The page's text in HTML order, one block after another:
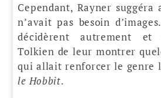
Cependant, Rayner
n’avait pas besoin
décidèrent autrement et
Tolkien de leur montrer
qui allait renforcer le
le Hobbit.